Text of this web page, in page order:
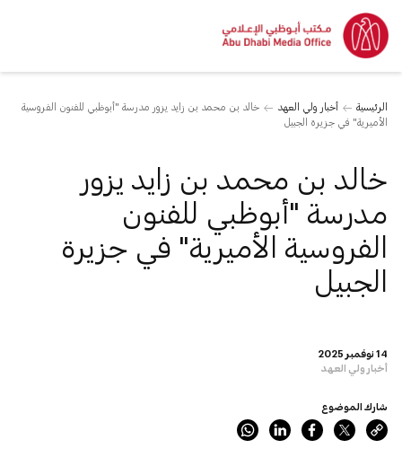
الرئيسية أخبار ولي العهد
خالد بن محمد بن زايد يزور مدرسة "أبوظبي للفنون الفروسية
الأميرية" في جزيرة الجبيل
14 نوفمبر 2025
أخبار ولي العهد
خالد بن محمد بن زايد يزور
مدرسة "أبوظبي للفنون
الفروسية الأميرية" في جزيرة
الجبيل
شارك الموضوع